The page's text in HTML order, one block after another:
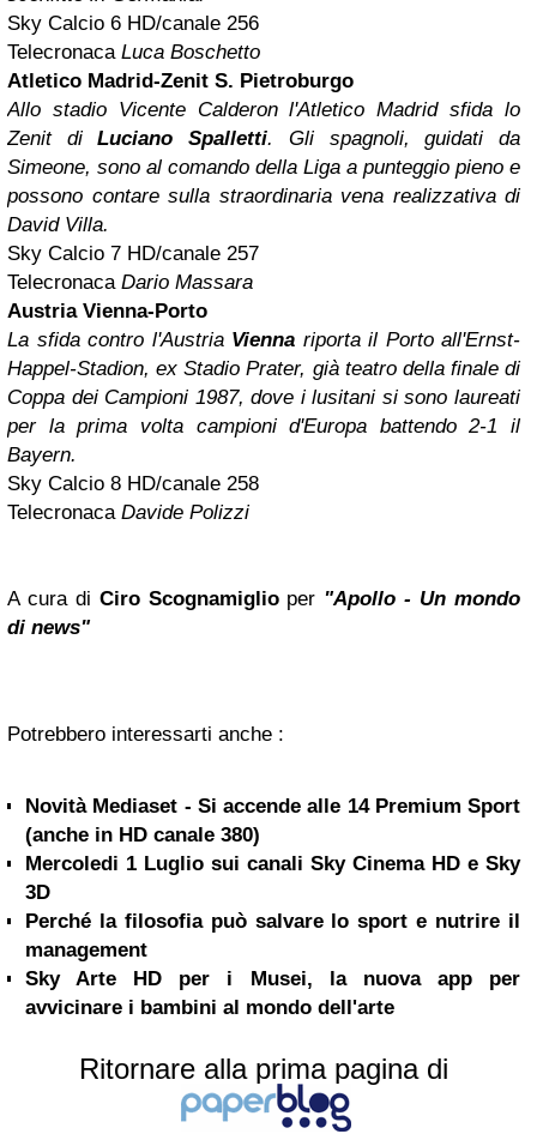
Sky Calcio 6 HD/canale 256
Telecronaca Luca Boschetto
Atletico Madrid-Zenit S. Pietroburgo
Allo stadio Vicente Calderon l'Atletico Madrid sfida lo
Zenit diLuciano Spalletti. Gli spagnoli, guidati da
Simeone, sono al comando della Liga a punteggio pieno e
possono contare sulla straordinaria vena realizzativa di
David Villa.
Sky Calcio 7 HD/canale 257
TelecronacaDario Massara
Austria Vienna-Porto
La sfida contro l'Austria Vienna riporta il Porto all'Ernst-
Happel-Stadion, ex Stadio Prater, già teatro della finale di
Coppa dei Campioni 1987, dove i lusitani si sono laureati
per la prima volta campioni d'Europa battendo 2-1 il
Bayern.
Sky Calcio 8 HD/canale 258
Telecronaca Davide Polizzi
A cura di Ciro Scognamiglioper "Apollo - Un mondo
di news"
Potrebbero interessarti anche :
Novità Mediaset - Si accende alle 14 Premium Sport
(anche in HD canale 380)
Mercoledi 1 Luglio sui canali Sky Cinema HD e Sky
3D
Perché la filosofia può salvare lo sport e nutrire il
management
Sky Arte HD per i Musei, la nuova app per
avvicinare i bambini al mondo dell'arte
Ritornare alla prima pagina di